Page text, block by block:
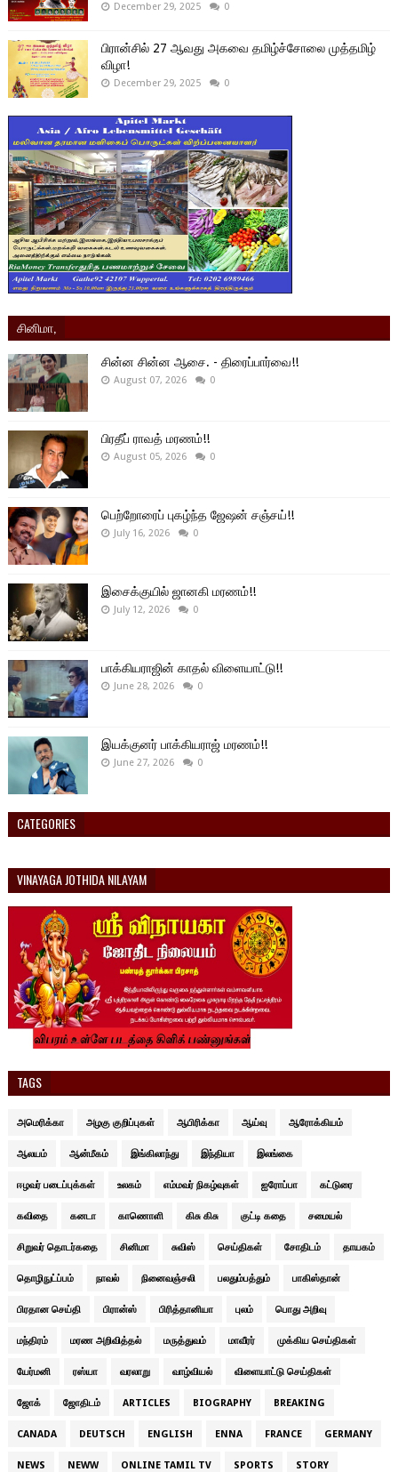
December 29, 2025 0
பிரான்சில் 27 ஆவது அகவை தமிழ்ச்சோலை முத்தமிழ்
விழா!
December 29, 2025 0
சினிமா,
சின்ன சின்ன ஆசை. - திரைப்பார்வை!!
August 07, 2026 0
பிரதீப் ராவத் மரணம்!!
August 05, 2026 0
பெற்றோரைப் புகழ்ந்த ஜேஷன் சஞ்சய்!!
July 16, 2026 0
இசைக்குயில் ஜானகி மரணம்!!
July 12, 2026 0
பாக்கியராஜின் காதல் விளையாட்டு!!
June 28, 2026 0
இயக்குனர் பாக்கியராஜ் மரணம்!!
June 27, 2026 0
CATEGORIES
VINAYAGA JOTHIDA NILAYAM
TAGS
அமெரிக்கா அழகு குறிப்புகள் ஆபிரிக்கா ஆய்வு ஆரோக்கியம்
ஆலயம் ஆன்மீகம் இங்கிலாந்து இந்தியா இலங்கை
ஈழவர் படைப்புக்கள் உலகம் எம்மவர் நிகழ்வுகள் ஐரோப்பா கட்டுரை
கவிதை கனடா காணொளி கிசு கிசு குட்டி கதை சமையல்
சிறுவர் தொடர்கதை சினிமா சுவிஸ் செய்திகள் சோதிடம் தாயகம்
தொழிநுட்ப்பம் நாவல் நினைவஞ்சலி பலதும்பத்தும் பாகிஸ்தான்
பிரதான செய்தி பிரான்ஸ் பிரித்தானியா புலம் பொது அறிவு
மந்திரம் மரண அறிவித்தல் மருத்துவம் மாவீரர் முக்கிய செய்திகள்
யேர்மனி ரஸ்யா வரலாறு வாழ்வியல் விளையாட்டு செய்திகள்
ஜோக் ஜோதிடம் ARTICLES BIOGRAPHY BREAKING
CANADA DEUTSCH ENGLISH ENNA FRANCE GERMANY
NEWS NEWW ONLINE TAMIL TV SPORTS STORY